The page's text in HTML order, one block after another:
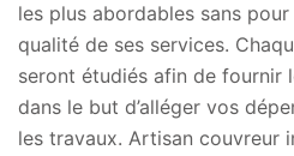
les plus abordables sans
qualité de ses services.
seront étudiés afin de fournir
dans le but d’alléger vos
les travaux. Artisan couvreur